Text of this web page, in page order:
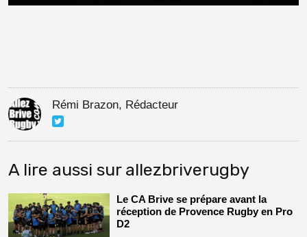
Rémi Brazon, Rédacteur
A lire aussi sur allezbriverugby
Le CA Brive se prépare avant la
réception de Provence Rugby en Pro
D2